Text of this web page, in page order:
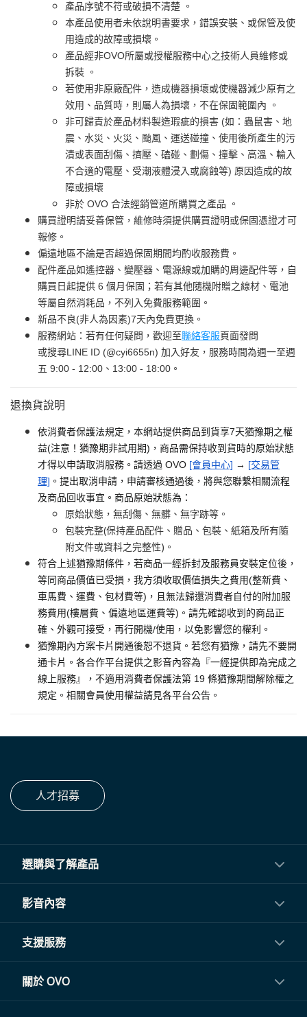
產品序號不符或破損不清楚 。
本產品使用者未依說明書要求，錯誤安裝、或保管及使
用造成的故障或損壞。
產品經非OVO所屬或授權服務中心之技術人員維修或
拆裝 。
若使用非原廠配件，造成機器損壞或使機器減少原有之
效用、品質時，則屬人為損壞，不在保固範圍內 。
非可歸責於產品材料製造瑕疵的損害 (如：蟲鼠害、地
震、水災、火災、颱風、運送碰撞、使用後所產生的污
漬或表面刮傷、擠壓、磕碰、劃傷、撞擊、高溫、輸入
不合適的電壓、受潮液體浸入或腐蝕等) 原因造成的故
障或損壞
非於 OVO 合法經銷管道所購買之產品 。
購買證明請妥善保管，維修時須提供購買證明或保固憑證才可
報修。
偏遠地區不論是否超過保固期間均酌收服務費。
配件產品如遙控器、變壓器、電源線或加購的周邊配件等，自
購買日起提供 6 個月保固；若有其他隨機附贈之線材、電池
等屬自然消耗品，不列入免費服務範圍。
新品不良(非人為因素)7天內免費更換。
服務網站：若有任何疑問，歡迎至聯絡客服頁面發問
或搜尋LINE ID (@cyi6655n) 加入好友，服務時間為週一至週
五 9:00 - 12:00、13:00 - 18:00。
退換貨說明
依消費者保護法規定，本網站提供商品到貨享7天猶豫期之權
益(注意！猶豫期非試用期)，商品需保持收到貨時的原始狀態
才得以申請取消服務。請透過 OVO [會員中心] → [交易管
理] 。提出取消申請，申請審核通過後，將與您聯繫相關流程
及商品回收事宜。商品原始狀態為：
原始狀態，無刮傷、無髒、無字跡等。
包裝完整(保持產品配件、贈品、包裝、紙箱及所有隨
附文件或資料之完整性)。
符合上述猶豫期條件，若商品一經拆封及服務員安裝定位後，
等同商品價值已受損，我方須收取價值損失之費用(整新費、
車馬費、運費、包材費等)，且無法歸還消費者自付的附加服
務費用(樓層費、偏遠地區運費等)。請先確認收到的商品正
確、外觀可接受，再行開機/使用，以免影響您的權利。
猶豫期內方案卡片開通後恕不退貨。若您有猶豫，請先不要開
通卡片。各合作平台提供之影音內容為『一經提供即為完成之
線上服務』，不適用消費者保護法第 19 條猶豫期間解除權之
規定。相關會員使用權益請見各平台公告。
人才招募
選購與了解產品
投影機
閨蜜機與電視
電視盒與周邊
影音內容
影音訂閱
支援服務
常見問題
關於 OVO